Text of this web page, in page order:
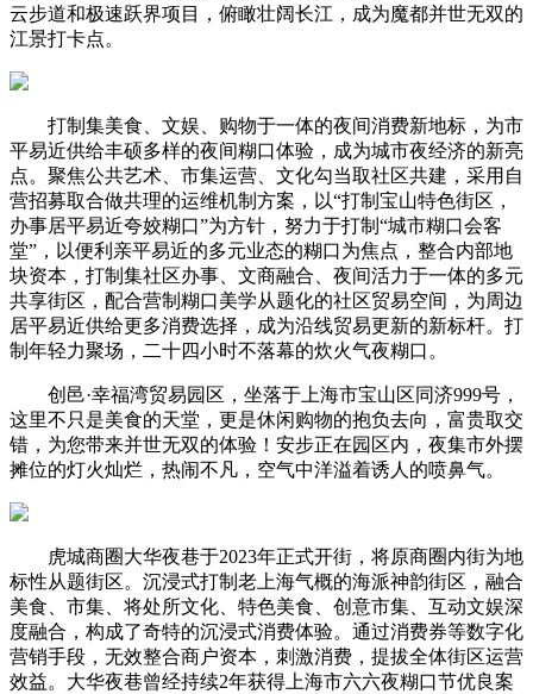
云步道和极速跃界项目，俯瞰壮阔长江，成为魔都并世无双的
江景打卡点。
打制集美食、文娱、购物于一体的夜间消费新地标，为市
平易近供给丰硕多样的夜间糊口体验，成为城市夜经济的新亮
点。聚焦公共艺术、市集运营、文化勾当取社区共建，采用自
营招募取合做共理的运维机制方案，以“打制宝山特色街区，
办事居平易近夸姣糊口”为方针，努力于打制“城市糊口会客
堂”，以便利亲平易近的多元业态的糊口为焦点，整合内部地
块资本，打制集社区办事、文商融合、夜间活力于一体的多元
共享街区，配合营制糊口美学从题化的社区贸易空间，为周边
居平易近供给更多消费选择，成为沿线贸易更新的新标杆。打
制年轻力聚场，二十四小时不落幕的炊火气夜糊口。
创邑·幸福湾贸易园区，坐落于上海市宝山区同济999号，
这里不只是美食的天堂，更是休闲购物的抱负去向，富贵取交
错，为您带来并世无双的体验！安步正在园区内，夜集市外摆
摊位的灯火灿烂，热闹不凡，空气中洋溢着诱人的喷鼻气。
虎城商圈大华夜巷于2023年正式开街，将原商圈内街为地
标性从题街区。沉浸式打制老上海气概的海派神韵街区，融合
美食、市集、将处所文化、特色美食、创意市集、互动文娱深
度融合，构成了奇特的沉浸式消费体验。通过消费券等数字化
营销手段，无效整合商户资本，刺激消费，提拔全体街区运营
效益。大华夜巷曾经持续2年获得上海市六六夜糊口节优良案